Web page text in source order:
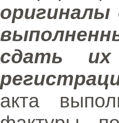
оригиналы
сдать
акта